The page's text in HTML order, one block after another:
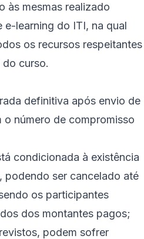
às mesmas realizado
e-learning do ITI, na qual
os recursos respeitantes
do curso.
definitiva após envio de
número de compromisso
condicionada à existência
podendo ser cancelado até
os participantes
dos montantes pagos;
podem sofrer